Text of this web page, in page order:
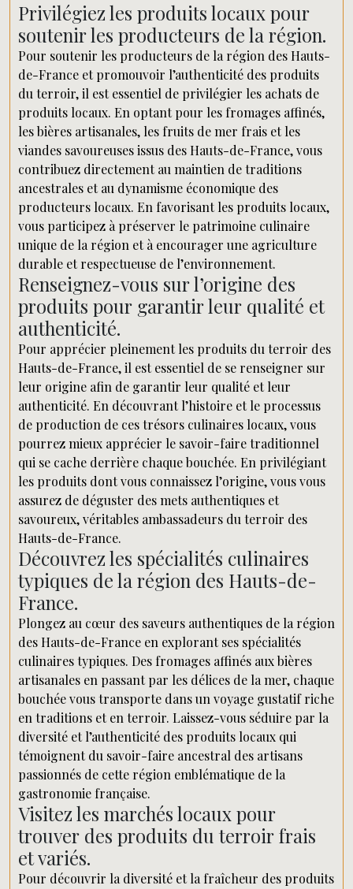
Privilégiez les produits locaux pour
soutenir les producteurs de la région.
Pour soutenir les producteurs de la région des Hauts-
de-France et promouvoir l’authenticité des produits
du terroir, il est essentiel de privilégier les achats de
produits locaux. En optant pour les fromages affinés,
les bières artisanales, les fruits de mer frais et les
viandes savoureuses issus des Hauts-de-France, vous
contribuez directement au maintien de traditions
ancestrales et au dynamisme économique des
producteurs locaux. En favorisant les produits locaux,
vous participez à préserver le patrimoine culinaire
unique de la région et à encourager une agriculture
durable et respectueuse de l’environnement.
Renseignez-vous sur l’origine des
produits pour garantir leur qualité et
authenticité.
Pour apprécier pleinement les produits du terroir des
Hauts-de-France, il est essentiel de se renseigner sur
leur origine afin de garantir leur qualité et leur
authenticité. En découvrant l’histoire et le processus
de production de ces trésors culinaires locaux, vous
pourrez mieux apprécier le savoir-faire traditionnel
qui se cache derrière chaque bouchée. En privilégiant
les produits dont vous connaissez l’origine, vous vous
assurez de déguster des mets authentiques et
savoureux, véritables ambassadeurs du terroir des
Hauts-de-France.
Découvrez les spécialités culinaires
typiques de la région des Hauts-de-
France.
Plongez au cœur des saveurs authentiques de la région
des Hauts-de-France en explorant ses spécialités
culinaires typiques. Des fromages affinés aux bières
artisanales en passant par les délices de la mer, chaque
bouchée vous transporte dans un voyage gustatif riche
en traditions et en terroir. Laissez-vous séduire par la
diversité et l’authenticité des produits locaux qui
témoignent du savoir-faire ancestral des artisans
passionnés de cette région emblématique de la
gastronomie française.
Visitez les marchés locaux pour
trouver des produits du terroir frais
et variés.
Pour découvrir la diversité et la fraîcheur des produits